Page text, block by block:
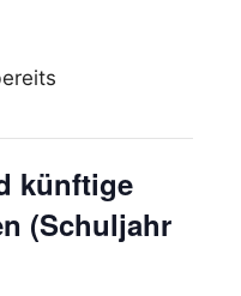
künftige
(Schuljahr